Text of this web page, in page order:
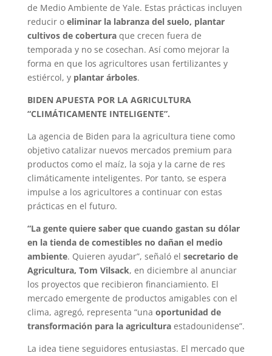
de Medio Ambiente de Yale. Estas prácticas incluyen
reducir o eliminar la labranza del suelo, plantar
cultivos de coberturaque crecen fuera de
temporada y no se cosechan. Así como mejorar la
forma en que los agricultores usan fertilizantes y
estiércol, y plantar árboles.
BIDEN APUESTA POR LA AGRICULTURA
“CLIMÁTICAMENTE INTELIGENTE”.
La agencia de Biden para la agricultura tiene como
objetivo catalizar nuevos mercados premium para
productos como el maíz, la soja y la carne de res
climáticamente inteligentes. Por tanto, se espera
impulse a los agricultores a continuar con estas
prácticas en el futuro.
“La gente quiere saber que cuando gastan su dólar
en la tienda de comestibles no dañan el medio
ambiente. Quieren ayudar”, señaló el secretario de
Agricultura, Tom Vilsack, en diciembre al anunciar
los proyectos que recibieron financiamiento. El
mercado emergente de productos amigables con el
clima, agregó, representa “una oportunidad de
transformación para la agriculturaestadounidense”.
La idea tiene seguidores entusiastas. El mercado que